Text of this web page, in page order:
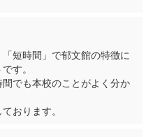
短時間」で郁文館の特徴に
す。
でも本校のことがよく分か
おります。